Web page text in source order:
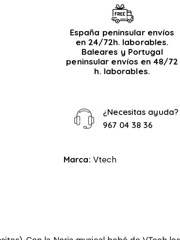
España peninsular envíos
en 24/72h. laborables.
Baleares y Portugal
peninsular envíos en 48/72
h. laborables.
¿Necesitas
967 04 38 36
Marca: Vtech